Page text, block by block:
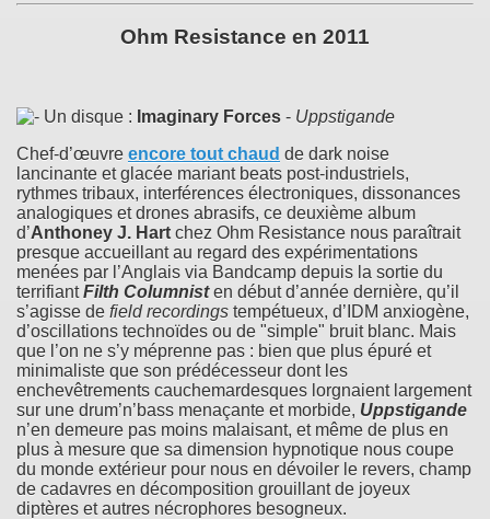
Ohm Resistance en 2011
Un disque : Imaginary Forces - Uppstigande
Chef-d’œuvre encore tout chaud de dark noise
lancinante et glacée mariant beats post-industriels,
rythmes tribaux, interférences électroniques, dissonances
analogiques et drones abrasifs, ce deuxième album
d’Anthoney J. Hart chez Ohm Resistance nous paraîtrait
presque accueillant au regard des expérimentations
menées par l’Anglais via Bandcamp depuis la sortie du
terrifiantFilth Columnist en début d’année dernière, qu’il
s’agisse de field recordings tempétueux, d’IDM anxiogène,
d’oscillations technoïdes ou de "simple" bruit blanc. Mais
que l’on ne s’y méprenne pas : bien que plus épuré et
minimaliste que son prédécesseur dont les
enchevêtrements cauchemardesques lorgnaient largement
sur une drum’n’bass menaçante et morbide, Uppstigande
n’en demeure pas moins malaisant, et même de plus en
plus à mesure que sa dimension hypnotique nous coupe
du monde extérieur pour nous en dévoiler le revers, champ
de cadavres en décomposition grouillant de joyeux
diptères et autres nécrophores besogneux.